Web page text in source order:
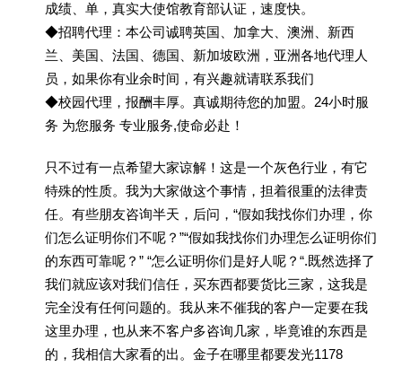
成绩、单，真实大使馆教育部认证，速度快。
◆招聘代理：本公司诚聘英国、加拿大、澳洲、新西
兰、美国、法国、德国、新加坡欧洲，亚洲各地代理人
员，如果你有业余时间，有兴趣就请联系我们
◆校园代理，报酬丰厚。真诚期待您的加盟。24小时服
务 为您服务 专业服务,使命必赴！
只不过有一点希望大家谅解！这是一个灰色行业，有它
特殊的性质。我为大家做这个事情，担着很重的法律责
任。有些朋友咨询半天，后问，“假如我找你们办理，你
们怎么证明你们不呢？”“假如我找你们办理怎么证明你们
的东西可靠呢？” “怎么证明你们是好人呢？“.既然选择了
我们就应该对我们信任，买东西都要货比三家，这我是
完全没有任何问题的。我从来不催我的客户一定要在我
这里办理，也从来不客户多咨询几家，毕竟谁的东西是
的，我相信大家看的出。金子在哪里都要发光1178